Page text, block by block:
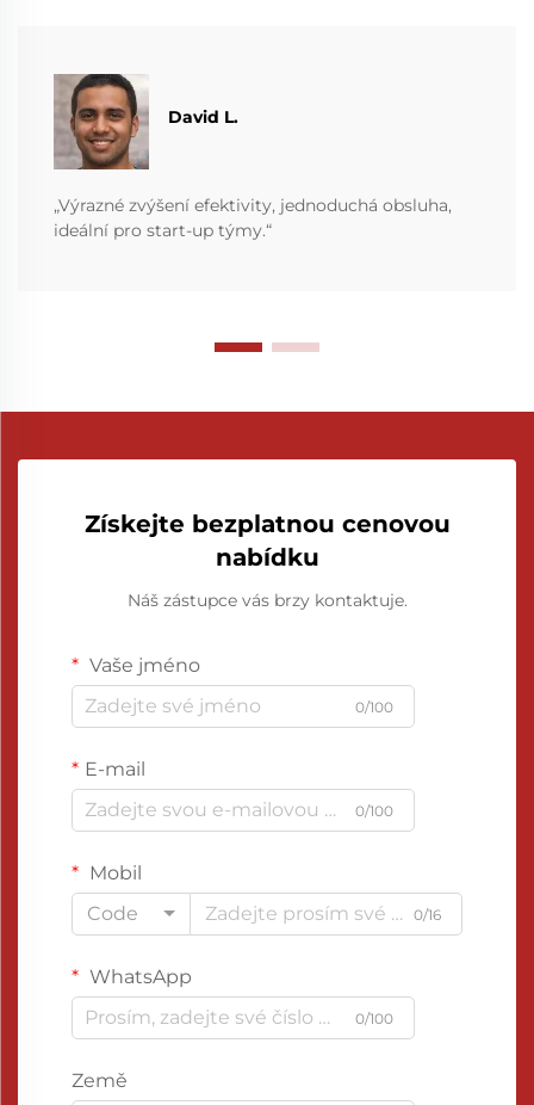
David L.
„Výrazné zvýšení efektivity, jednoduchá obsluha,
ideální pro start-up týmy.“
Získejte bezplatnou cenovou
nabídku
Náš zástupce vás brzy kontaktuje.
Vaše jméno
0/100
E-mail
0/100
Mobil
Code
0/16
WhatsApp
0/100
Země